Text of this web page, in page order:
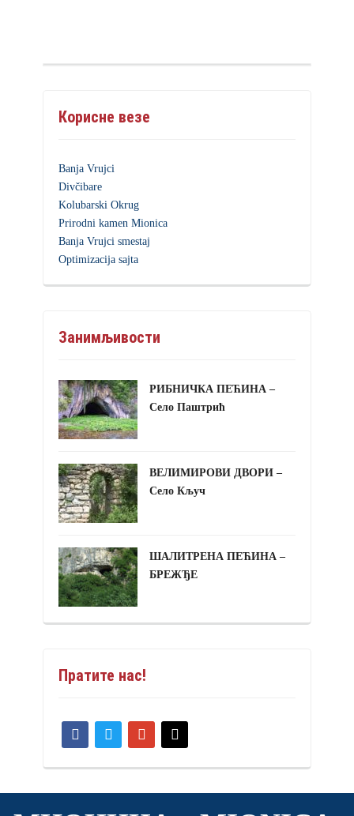
Корисне везе
Banja Vrujci
Divčibare
Kolubarski Okrug
Prirodni kamen Mionica
Banja Vrujci smestaj
Optimizacija sajta
Занимљивости
РИБНИЧКА ПЕЋИНА –
Село Паштрић
ВЕЛИМИРОВИ ДВОРИ –
Село Кључ
ШАЛИТРЕНА ПЕЋИНА –
БРЕЖЂЕ
Пратите нас!
facebook twitter google mail